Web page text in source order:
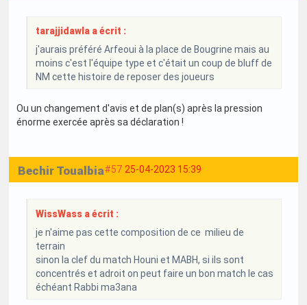
tarajjidawla a écrit :
j'aurais préféré Arfeoui à la place de Bougrine mais au
moins c'est l'équipe type et c'était un coup de bluff de
NM cette histoire de reposer des joueurs
Ou un changement d'avis et de plan(s) après la pression
énorme exercée après sa déclaration !
#57 25-04-2023 15:39
Bechir Toualbia
WissWass a écrit :
je n'aime pas cette composition de ce milieu de
terrain
sinon la clef du match Houni et MABH, si ils sont
concentrés et adroit on peut faire un bon match le cas
échéant Rabbi ma3ana